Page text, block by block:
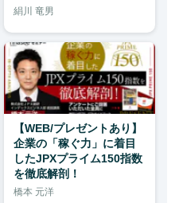
絹川 竜男
【WEB/プレゼントあり】
企業の「稼ぐ力」に着目
したJPXプライム150指数
を徹底解剖！
橋本 元洋